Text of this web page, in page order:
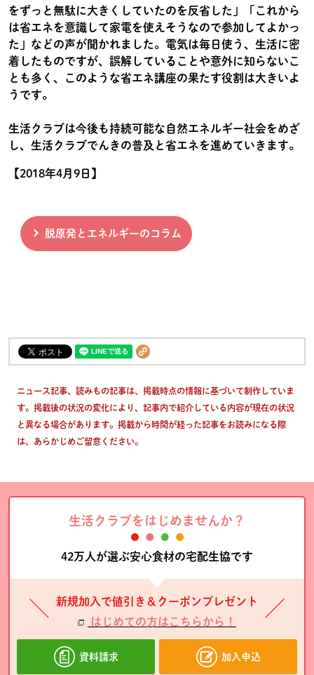
をずっと無駄に大きくしていたのを反省した」「これから
は省エネを意識して家電を使えそうなので参加してよかっ
た」などの声が聞かれました。電気は毎日使う、生活に密
着したものですが、誤解していることや意外に知らないこ
とも多く、このような省エネ講座の果たす役割は大きいよ
うです。
生活クラブは今後も持続可能な自然エネルギー社会をめざ
し、生活クラブでんきの普及と省エネを進めていきます。
【2018年4月9日】
脱原発とエネルギーのコラム
ニュース記事、読みもの記事は、掲載時点の情報に基づいて制作していま
す。掲載後の状況の変化により、記事内で紹介している内容が現在の状況
と異なる場合があります。掲載から時間が経った記事をお読みになる際
は、あらかじめご留意ください。
生活クラブをはじめませんか？
42万人が選ぶ安心食材の宅配生協です
新規加入で値引き＆クーポンプレゼント
はじめての方はこちらから！
資料請求 加入申込